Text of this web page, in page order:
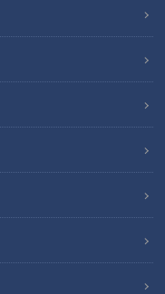
求できるかどうかが争
行なわれました。最高
相手の男性に慰謝料55
決を破棄し、審理を高
倫の話のように感じら
判断"が注目されてい
デー』（ＣＢＣラジ
るかどうかの線引きに
。聞き手はパーソナリ
す。
コ）で聴く